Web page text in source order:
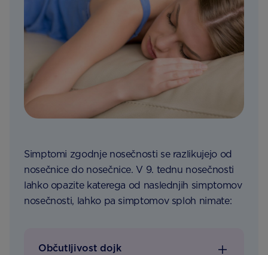
Simptomi zgodnje nosečnosti se razlikujejo od
nosečnice do nosečnice. V 9. tednu nosečnosti
lahko opazite katerega od naslednjih simptomov
nosečnosti, lahko pa simptomov sploh nimate:
Občutljivost dojk